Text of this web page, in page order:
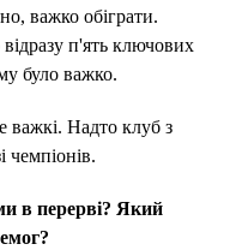
важко обіграти.
п'ять ключових
було важко.
важкі. Надто клуб з
чемпіонів.
в перерві? Який